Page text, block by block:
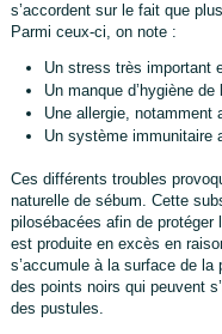
s’accordent sur le fait que
Parmi ceux-ci, on note :
Un stress très important
Un manque d’hygiène de
Une allergie, notamment
Un système immunitaire
Ces différents troubles
naturelle de sébum. Cette
pilosébacées afin de protéger
est produite en excès en
s’accumule à la surface de
des points noirs qui peuvent
des pustules.